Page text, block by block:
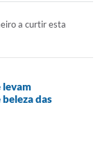
a curtir esta
levam
das